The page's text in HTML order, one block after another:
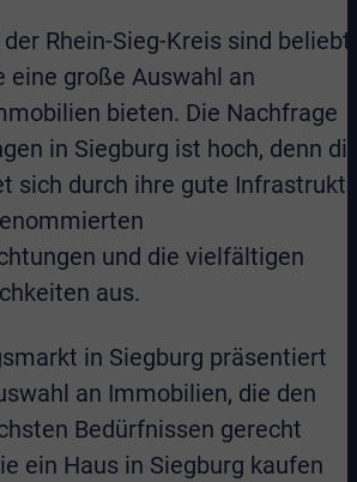
Rhein-Sieg-Kreis sind
eine große Auswahl an
bieten. Die Nachfrage
in Siegburg ist hoch, denn
sich durch ihre gute
und die vielfältigen
aus.
in Siegburg präsentiert
an Immobilien, die den
Bedürfnissen gerecht
ein Haus in Siegburg kaufen